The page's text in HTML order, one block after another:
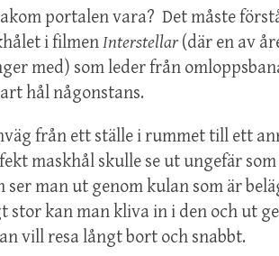
portalen vara? Det måste
i filmenInterstellar(där en av
med) som leder från
hål någonstans.
från ett ställe i rummet till ett
maskhål skulle se ut ungefär
man ut genom kulan som är
stor kan man kliva in i den och ut
vill resa långt bort och snabbt.